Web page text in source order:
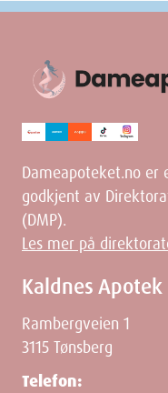
Dameapoteket.no er
godkjent av
(DMP).
Les mer på
Kaldnes
Rambergveien 1
3115 Tønsberg
Telefon: